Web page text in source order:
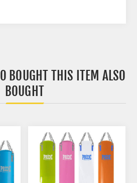
BOUGHT THIS ITEM ALSO
BOUGHT